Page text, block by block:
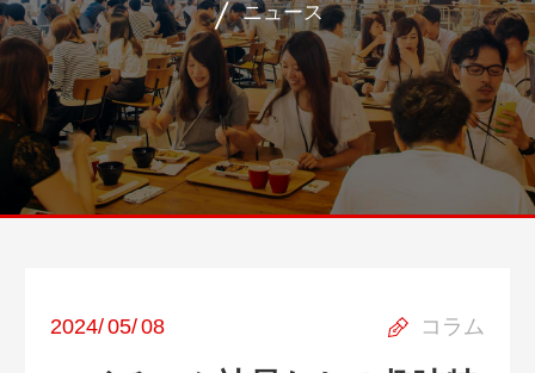
ニュース
コラム
2024/05/08